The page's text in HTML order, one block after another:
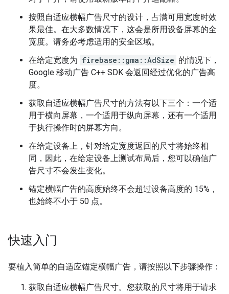
按照自适应横幅广告尺寸的设计，占满可用宽度时效
果最佳。在大多数情况下，这会是所用设备屏幕的全
宽度。请务必考虑适用的安全区域。
在给定宽度为 firebase::gma::AdSize 的情况下，
Google 移动广告 C++ SDK 会返回经过优化的广告高
度。
获取自适应横幅广告尺寸的方法有以下三个：一个适
用于横向屏幕，一个适用于纵向屏幕，还有一个适用
于执行操作时的屏幕方向。
在给定设备上，针对给定宽度返回的尺寸将始终相
同，因此，在给定设备上测试布局后，您可以确信广
告尺寸不会发生变化。
锚定横幅广告的高度始终不会超过设备高度的 15%，
也始终不小于 50 点。
快速入门
要植入简单的自适应锚定横幅广告，请按照以下步骤操作：
获取自适应横幅广告尺寸。您获取的尺寸将用于请求